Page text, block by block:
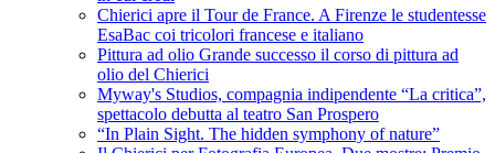
Chierici apre il Tour de France. A Firenze le studentesse
EsaBac coi tricolori francese e italiano
Pittura ad olio Grande successo il corso di pittura ad
olio del Chierici
Myway's Studios, compagnia indipendente “La critica”,
spettacolo debutta al teatro San Prospero
“In Plain Sight. The hidden symphony of nature”